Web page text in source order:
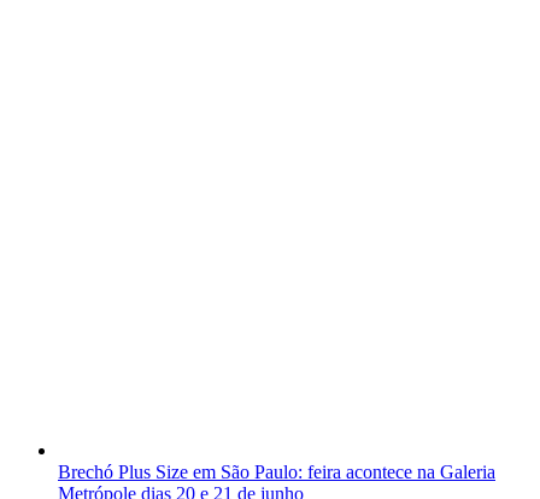
Brechó Plus Size em São Paulo: feira acontece na Galeria
Metrópole dias 20 e 21 de junho